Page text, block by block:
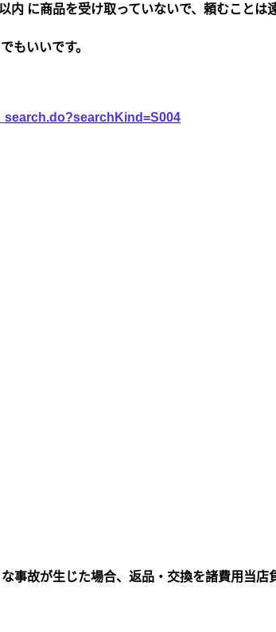
内 に商品を受け取っていないで、頼むこと
もいいです。
故が生じた場合、返品・交換を諸費用当店